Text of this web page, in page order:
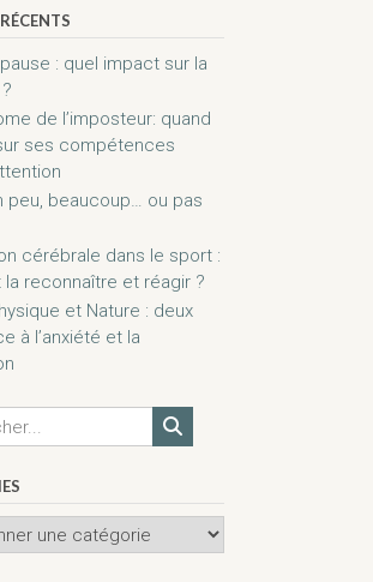
: quel impact sur la
de l’imposteur: quand
ses compétences
peu, beaucoup… ou pas
cérébrale dans le sport :
reconnaître et réagir ?
et Nature : deux
à l’anxiété et la